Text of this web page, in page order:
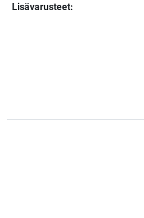
Lisävarusteet: